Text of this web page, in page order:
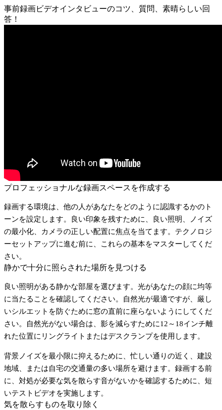
事前録画ビデオインタビューのコツ、質問、素晴らしい回
答！
プロフェッショナルな録画スペースを作成する
録画する環境は、他の人があなたをどのように認識するかのト
ーンを設定します。良い印象を残すために、良い照明、ノイズ
の最小化、カメラの正しい配置に焦点を当てます。テクノロジ
ーセットアップに進む前に、これらの基本をマスターしてくだ
さい。
静かで十分に照らされた場所を見つける
良い照明がある静かな部屋を選びます。光があなたの顔に均等
に当たることを確認してください。自然光が最適ですが、厳し
いシルエットを防ぐために窓の直前に座らないようにしてくだ
さい。自然光がない場合は、影を減らすために12～18インチ離
れた位置にリングライトまたはデスクランプを使用します。
背景ノイズを最小限に抑えるために、忙しい通りの近く、建設
地域、または自宅の交通量の多い場所を避けます。録画する前
に、対処が必要な気を散らす音がないかを確認するために、短
いテストビデオを実施します。
気を散らすものを取り除く